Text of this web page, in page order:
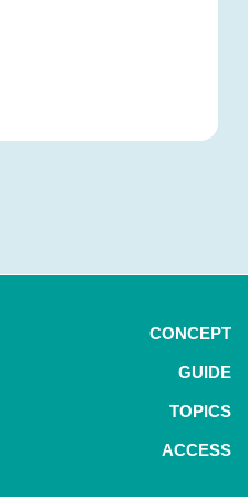
CONCEPT
GUIDE
TOPICS
ACCESS